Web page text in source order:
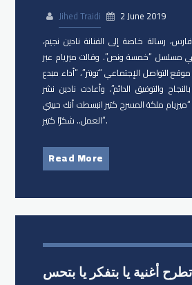
Jihed Traidi
2 June 2019
رسالة خاصة إلى الفنانة نادين نجيم،
في مسلسل “خمسة ونص”. وقالت ميريام عبر
التواصل الإجتماعي “تويتر”، “أداء مبدع
والتوفيق الدائم”. وأعادت نادين نشر
“ميريام ملكة المسرح كتير انبسطت أنك حبيتي
العمل.. شكرًا كتير”.
Read More
أغنية يا بتفكر يا بتحس